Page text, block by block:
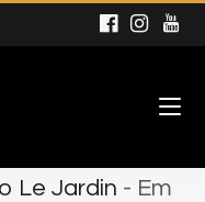
Le Jardin - Em